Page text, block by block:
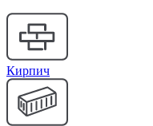
Кирпич